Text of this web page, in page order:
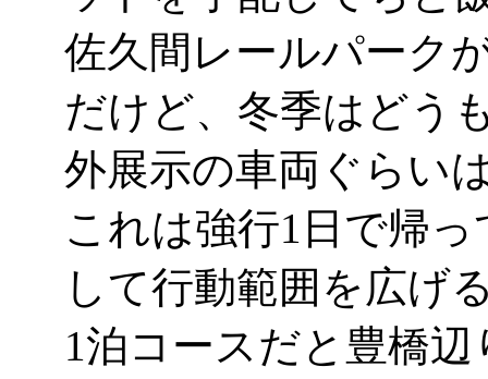
佐久間レールパーク
だけど、冬季はどう
外展示の車両ぐらい
これは強行1日で帰
して行動範囲を広げ
1泊コースだと豊橋